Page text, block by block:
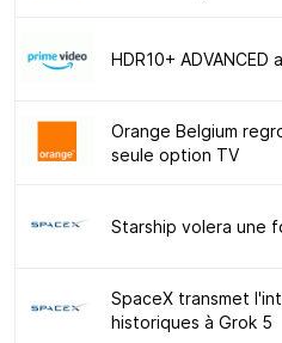
HDR10+
Orange Belgium
seule option TV
Starship volera une
SpaceX transmet
historiques à Grok 5